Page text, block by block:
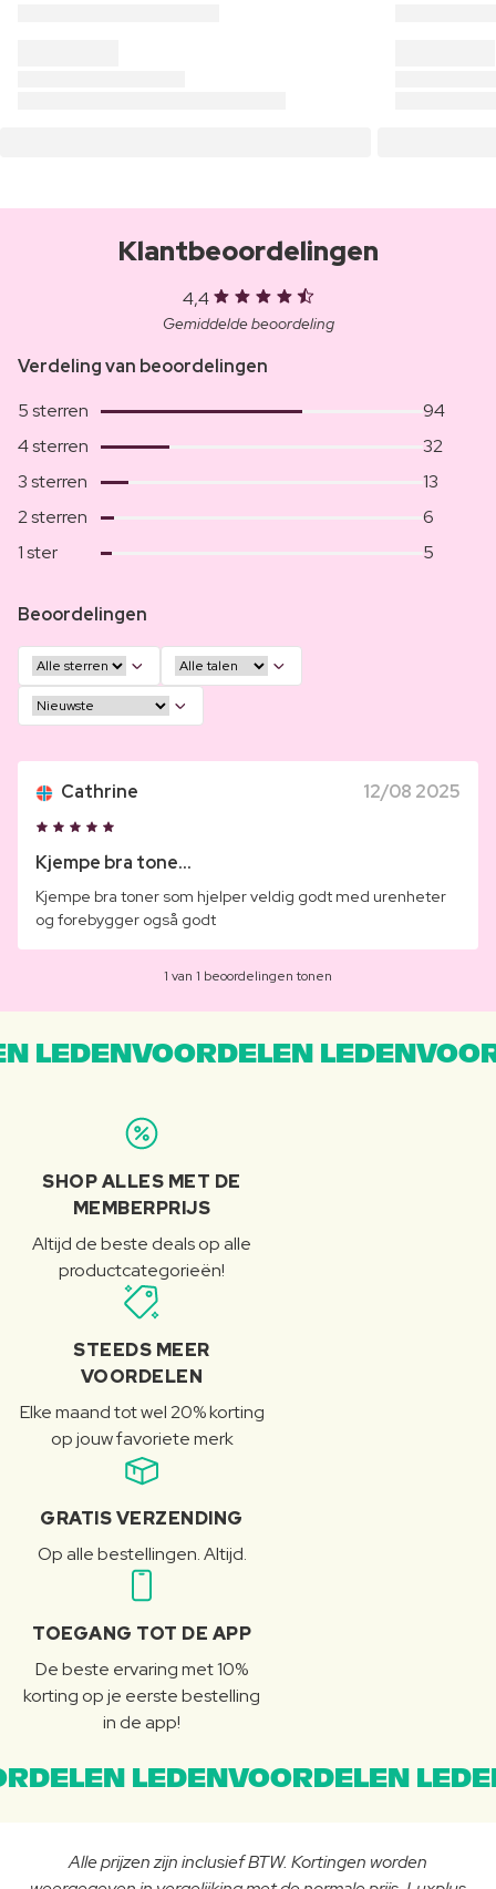
Klantbeoordelingen
4,4
Gemiddelde beoordeling
Verdeling van beoordelingen
5 sterren
94
4 sterren
32
3 sterren
13
2 sterren
6
1 ster
5
Beoordelingen
Cathrine 12/08 2025
Kjempe bra tone...
Kjempe bra toner som hjelper veldig godt med urenheter
og forebygger også godt
1 van 1 beoordelingen tonen
LEDENVOORDELEN
SHOP ALLES MET DE
MEMBERPRIJS
Altijd de beste deals op alle
productcategorieën!
STEEDS MEER
VOORDELEN
Elke maand tot wel 20% korting
op jouw favoriete merk
GRATIS VERZENDING
Op alle bestellingen. Altijd.
TOEGANG TOT DE APP
De beste ervaring met 10%
korting op je eerste bestelling
in de app!
LEDENVOORDELEN
Alle prijzen zijn inclusief BTW. Kortingen worden